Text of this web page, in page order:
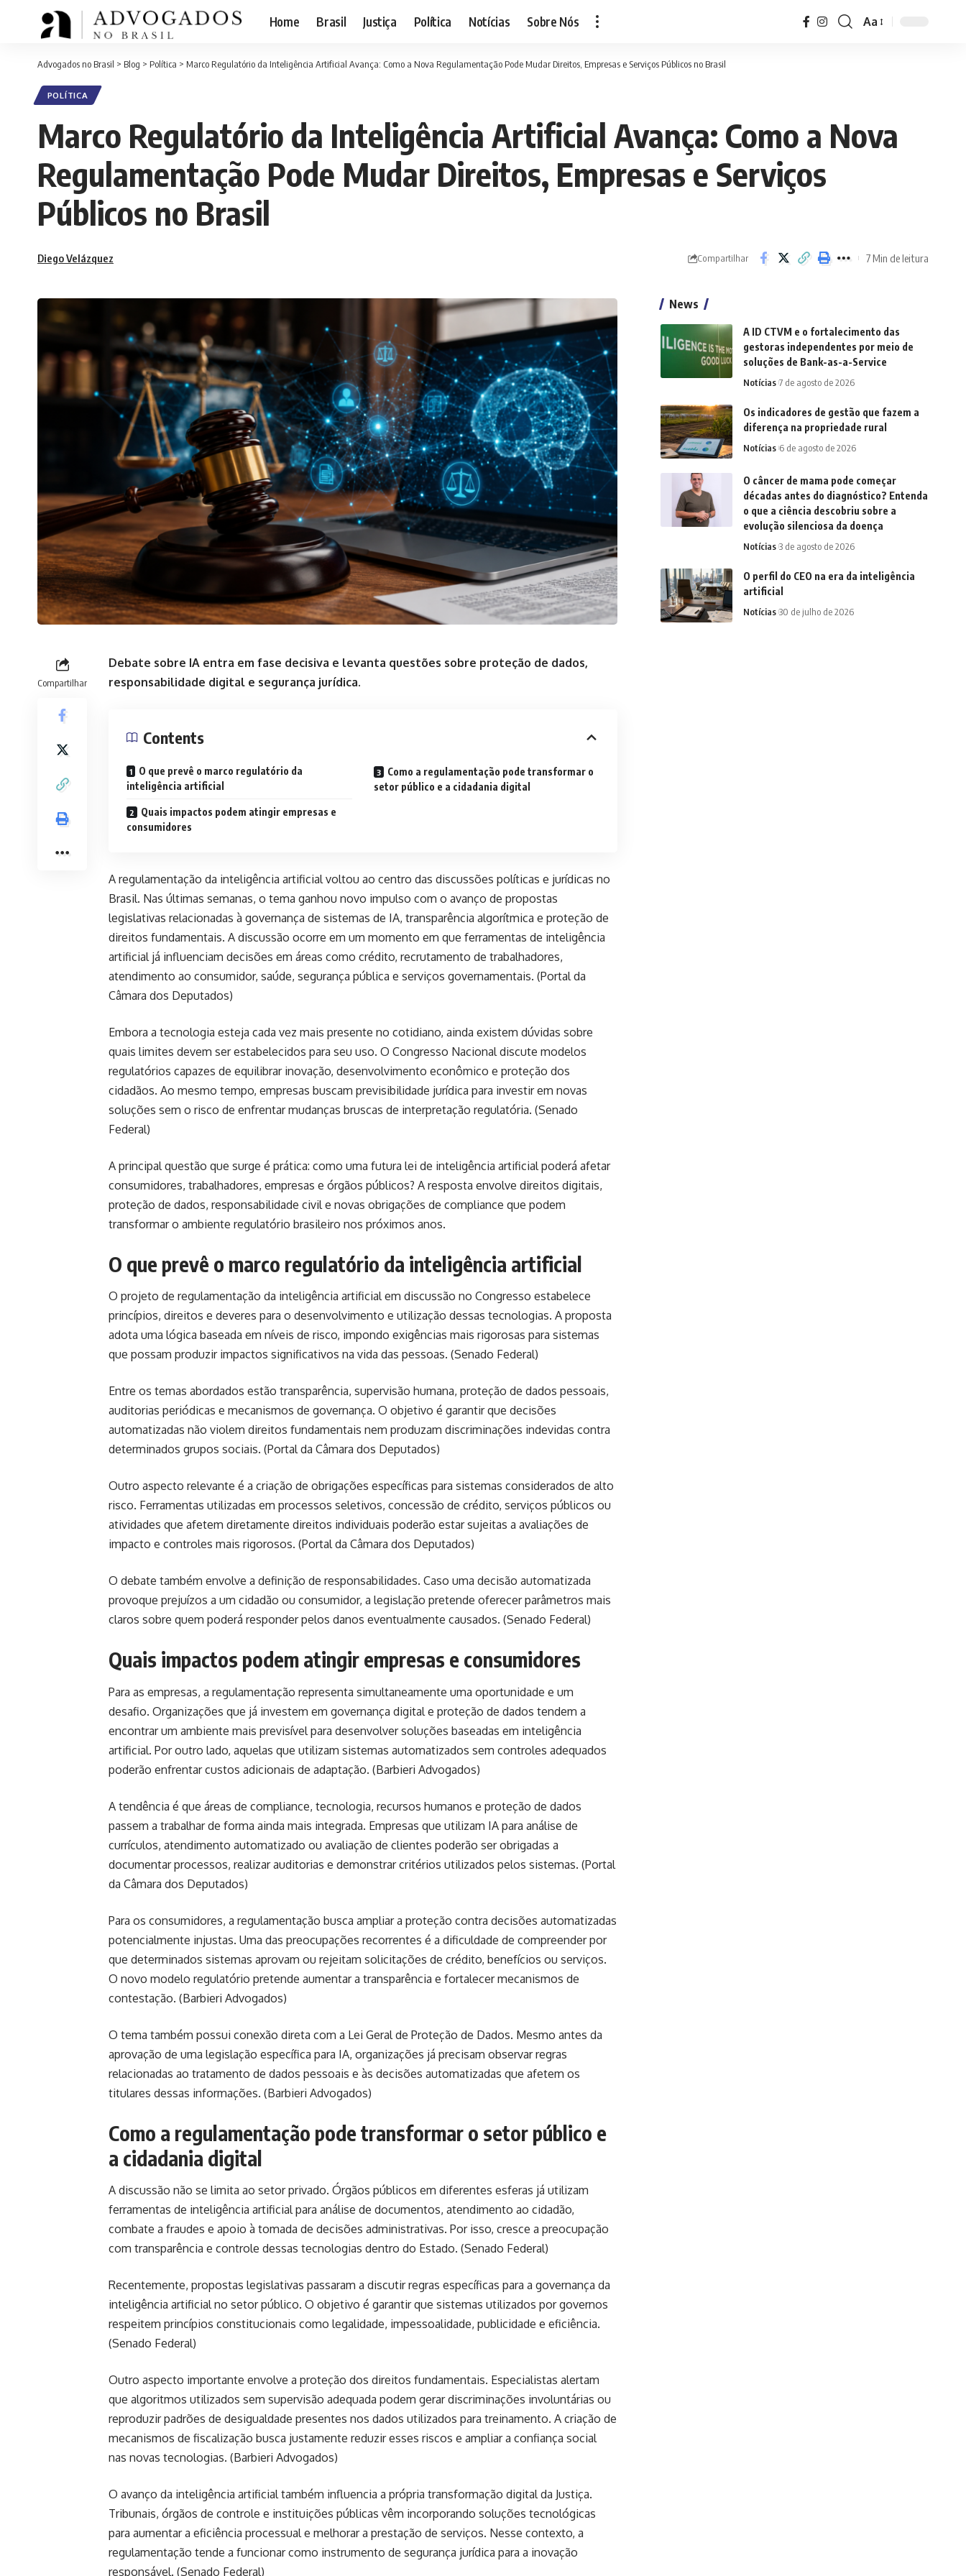
Home Brasil Justiça Política Notícias Sobre Nós
Font
Aa
Advogados no Brasil > Blog > Política > Marco Regulatório da Inteligência Artificial Avança: Como a Nova Regulamentação Pode Mudar Direitos, Empresas e Serviços Públicos no Brasil
POLÍTICA
Marco Regulatório da Inteligência Artificial Avança: Como a Nova
Regulamentação Pode Mudar Direitos, Empresas e Serviços
Públicos no Brasil
Diego Velázquez Compartilhar 7 Min de leitura
Compartilhar
Debate sobre IA entra em fase decisiva e levanta questões sobre proteção de dados,
responsabilidade digital e segurança jurídica.
Contents
O que prevê o marco regulatório da
inteligência artificial
Quais impactos podem atingir empresas e
consumidores
Como a regulamentação pode transformar o
setor público e a cidadania digital
A regulamentação da inteligência artificial voltou ao centro das discussões políticas e jurídicas no
Brasil. Nas últimas semanas, o tema ganhou novo impulso com o avanço de propostas
legislativas relacionadas à governança de sistemas de IA, transparência algorítmica e proteção de
direitos fundamentais. A discussão ocorre em um momento em que ferramentas de inteligência
artificial já influenciam decisões em áreas como crédito, recrutamento de trabalhadores,
atendimento ao consumidor, saúde, segurança pública e serviços governamentais. (Portal da
Câmara dos Deputados)
Embora a tecnologia esteja cada vez mais presente no cotidiano, ainda existem dúvidas sobre
quais limites devem ser estabelecidos para seu uso. O Congresso Nacional discute modelos
regulatórios capazes de equilibrar inovação, desenvolvimento econômico e proteção dos
cidadãos. Ao mesmo tempo, empresas buscam previsibilidade jurídica para investir em novas
soluções sem o risco de enfrentar mudanças bruscas de interpretação regulatória. (Senado
Federal)
A principal questão que surge é prática: como uma futura lei de inteligência artificial poderá afetar
consumidores, trabalhadores, empresas e órgãos públicos? A resposta envolve direitos digitais,
proteção de dados, responsabilidade civil e novas obrigações de compliance que podem
transformar o ambiente regulatório brasileiro nos próximos anos.
O que prevê o marco regulatório da inteligência artificial
O projeto de regulamentação da inteligência artificial em discussão no Congresso estabelece
princípios, direitos e deveres para o desenvolvimento e utilização dessas tecnologias. A proposta
adota uma lógica baseada em níveis de risco, impondo exigências mais rigorosas para sistemas
que possam produzir impactos significativos na vida das pessoas. (Senado Federal)
Entre os temas abordados estão transparência, supervisão humana, proteção de dados pessoais,
auditorias periódicas e mecanismos de governança. O objetivo é garantir que decisões
automatizadas não violem direitos fundamentais nem produzam discriminações indevidas contra
determinados grupos sociais. (Portal da Câmara dos Deputados)
Outro aspecto relevante é a criação de obrigações específicas para sistemas considerados de alto
risco. Ferramentas utilizadas em processos seletivos, concessão de crédito, serviços públicos ou
atividades que afetem diretamente direitos individuais poderão estar sujeitas a avaliações de
impacto e controles mais rigorosos. (Portal da Câmara dos Deputados)
O debate também envolve a definição de responsabilidades. Caso uma decisão automatizada
provoque prejuízos a um cidadão ou consumidor, a legislação pretende oferecer parâmetros mais
claros sobre quem poderá responder pelos danos eventualmente causados. (Senado Federal)
Quais impactos podem atingir empresas e consumidores
Para as empresas, a regulamentação representa simultaneamente uma oportunidade e um
desafio. Organizações que já investem em governança digital e proteção de dados tendem a
encontrar um ambiente mais previsível para desenvolver soluções baseadas em inteligência
artificial. Por outro lado, aquelas que utilizam sistemas automatizados sem controles adequados
poderão enfrentar custos adicionais de adaptação. (Barbieri Advogados)
A tendência é que áreas de compliance, tecnologia, recursos humanos e proteção de dados
passem a trabalhar de forma ainda mais integrada. Empresas que utilizam IA para análise de
currículos, atendimento automatizado ou avaliação de clientes poderão ser obrigadas a
documentar processos, realizar auditorias e demonstrar critérios utilizados pelos sistemas. (Portal
da Câmara dos Deputados)
Para os consumidores, a regulamentação busca ampliar a proteção contra decisões automatizadas
potencialmente injustas. Uma das preocupações recorrentes é a dificuldade de compreender por
que determinados sistemas aprovam ou rejeitam solicitações de crédito, benefícios ou serviços.
O novo modelo regulatório pretende aumentar a transparência e fortalecer mecanismos de
contestação. (Barbieri Advogados)
O tema também possui conexão direta com a Lei Geral de Proteção de Dados. Mesmo antes da
aprovação de uma legislação específica para IA, organizações já precisam observar regras
relacionadas ao tratamento de dados pessoais e às decisões automatizadas que afetem os
titulares dessas informações. (Barbieri Advogados)
Como a regulamentação pode transformar o setor público e
a cidadania digital
A discussão não se limita ao setor privado. Órgãos públicos em diferentes esferas já utilizam
ferramentas de inteligência artificial para análise de documentos, atendimento ao cidadão,
combate a fraudes e apoio à tomada de decisões administrativas. Por isso, cresce a preocupação
com transparência e controle dessas tecnologias dentro do Estado. (Senado Federal)
Recentemente, propostas legislativas passaram a discutir regras específicas para a governança da
inteligência artificial no setor público. O objetivo é garantir que sistemas utilizados por governos
respeitem princípios constitucionais como legalidade, impessoalidade, publicidade e eficiência.
(Senado Federal)
Outro aspecto importante envolve a proteção dos direitos fundamentais. Especialistas alertam
que algoritmos utilizados sem supervisão adequada podem gerar discriminações involuntárias ou
reproduzir padrões de desigualdade presentes nos dados utilizados para treinamento. A criação de
mecanismos de fiscalização busca justamente reduzir esses riscos e ampliar a confiança social
nas novas tecnologias. (Barbieri Advogados)
O avanço da inteligência artificial também influencia a própria transformação digital da Justiça.
Tribunais, órgãos de controle e instituições públicas vêm incorporando soluções tecnológicas
para aumentar a eficiência processual e melhorar a prestação de serviços. Nesse contexto, a
regulamentação tende a funcionar como instrumento de segurança jurídica para a inovação
responsável. (Senado Federal)
News
A ID CTVM e o fortalecimento das
gestoras independentes por meio de
soluções de Bank-as-a-Service
Notícias 7 de agosto de 2026
Os indicadores de gestão que fazem a
diferença na propriedade rural
Notícias 6 de agosto de 2026
O câncer de mama pode começar
décadas antes do diagnóstico? Entenda
o que a ciência descobriu sobre a
evolução silenciosa da doença
Notícias 3 de agosto de 2026
O perfil do CEO na era da inteligência
artificial
Notícias 30 de julho de 2026